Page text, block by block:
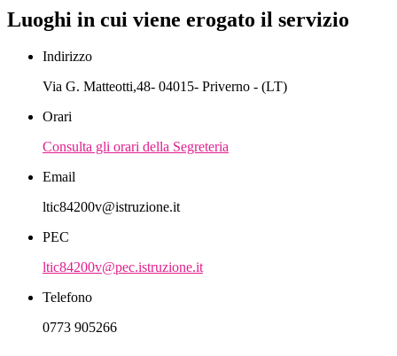
Luoghi in cui viene erogato il servizio
Indirizzo
Via G. Matteotti,48- 04015- Priverno - (LT)
Orari
Consulta gli orari della Segreteria
Email
ltic84200v@istruzione.it
PEC
ltic84200v@pec.istruzione.it
Telefono
0773 905266